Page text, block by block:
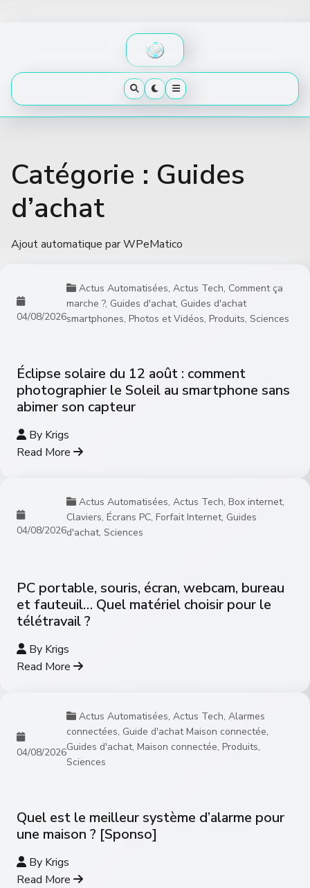
Catégorie : Guides
d’achat
Ajout automatique par WPeMatico
04/08/2026
Actus Automatisées, Actus Tech, Comment ça
marche ?, Guides d'achat, Guides d'achat
smartphones, Photos et Vidéos, Produits, Sciences
Éclipse solaire du 12 août : comment
photographier le Soleil au smartphone sans
abimer son capteur
By Krigs
Read More
04/08/2026
Actus Automatisées, Actus Tech, Box internet,
Claviers, Écrans PC, Forfait Internet, Guides
d'achat, Sciences
PC portable, souris, écran, webcam, bureau
et fauteuil… Quel matériel choisir pour le
télétravail ?
By Krigs
Read More
04/08/2026
Actus Automatisées, Actus Tech, Alarmes
connectées, Guide d'achat Maison connectée,
Guides d'achat, Maison connectée, Produits,
Sciences
Quel est le meilleur système d’alarme pour
une maison ? [Sponso]
By Krigs
Read More